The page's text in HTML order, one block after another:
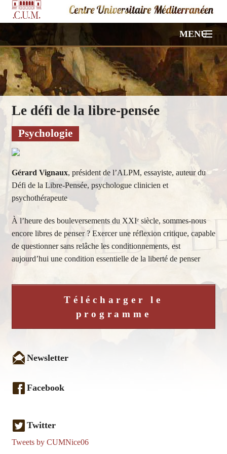
MENU
ACCUEIL
NOS CONFÉRENCES
VIDÉOS
PHOTOS
À PROPOS
CONTACT
Le défi de la libre-pensée
Psychologie
Gérard Vignaux, président de l’ALPM, essayiste, auteur du
Défi de la Libre-Pensée, psychologue clinicien et
psychothérapeute
À l’heure des bouleversements du XXIᵉ siècle, sommes-nous
encore libres de penser ? Exercer une réflexion critique, capable
de questionner sans relâche les conditionnements, est
aujourd’hui une condition essentielle de la liberté de penser
Télécharger le
programme
Newsletter
Facebook
Twitter
Tweets by CUMNice06